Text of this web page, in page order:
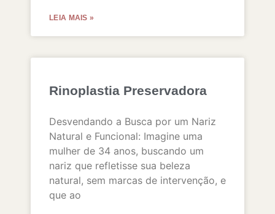
LEIA MAIS »
Rinoplastia Preservadora
Desvendando a Busca por um Nariz
Natural e Funcional: Imagine uma
mulher de 34 anos, buscando um
nariz que refletisse sua beleza
natural, sem marcas de intervenção, e
que ao